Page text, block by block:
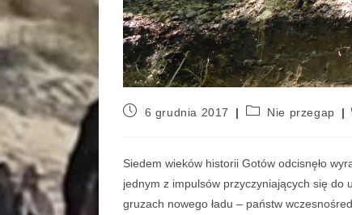
6 grudnia 2017 Nie przegap
Siedem wieków historii Gotów odcisnęło
jednym z impulsów przyczyniających się
gruzach nowego ładu – państw